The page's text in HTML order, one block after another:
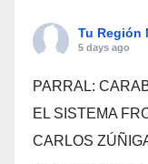
Tu Región
5 days ago
PARRAL:
EL SISTEMA
CARLOS